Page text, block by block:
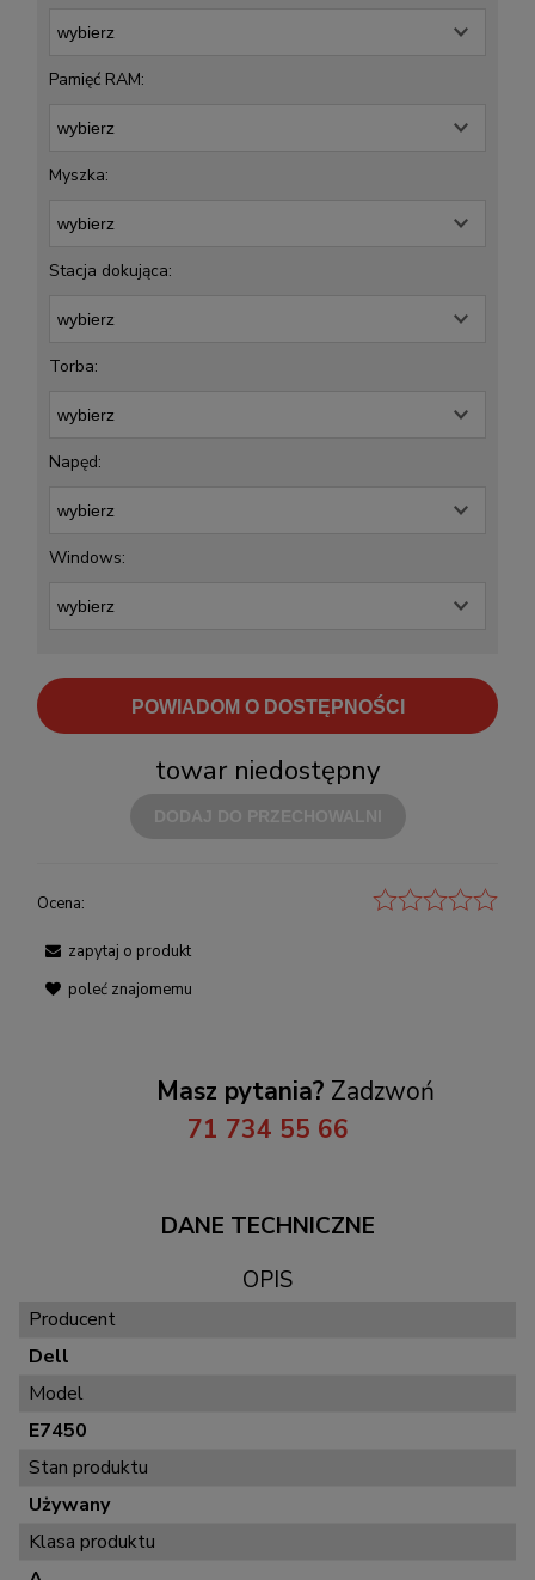
Pamięć RAM:
Myszka:
Stacja dokująca:
Torba:
Napęd:
Windows:
POWIADOM O DOSTĘPNOŚCI
towar niedostępny
Ocena:
zapytaj o produkt
poleć znajomemu
Masz pytania? Zadzwoń
71 734 55 66
DANE TECHNICZNE
OPIS
Producent
Dell
Model
E7450
Stan produktu
Używany
Klasa produktu